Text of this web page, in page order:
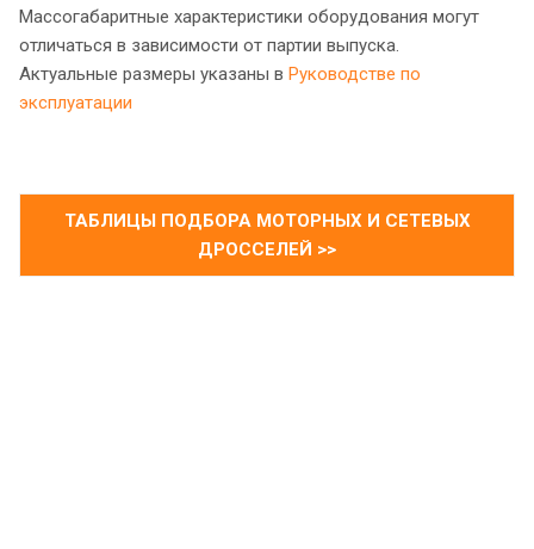
Массогабаритные характеристики оборудования могут
отличаться в зависимости от партии выпуска.
Актуальные размеры указаны в Руководстве по
эксплуатации
ТАБЛИЦЫ ПОДБОРА МОТОРНЫХ И СЕТЕВЫХ
ДРОССЕЛЕЙ >>